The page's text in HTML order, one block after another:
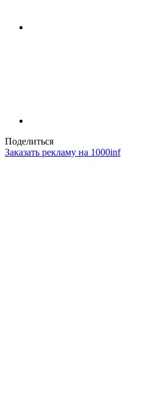
Поделиться
Заказать рекламу на 1000inf